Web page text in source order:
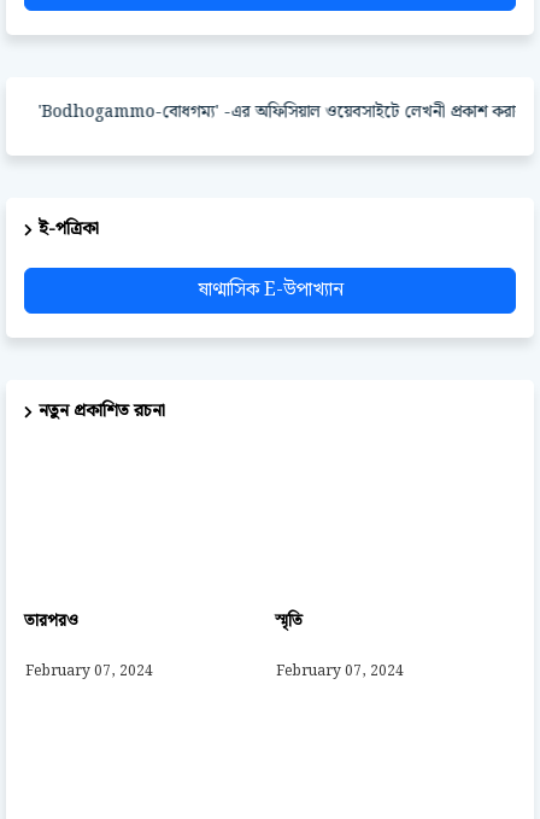
'Bodhogammo-বোধগম্য' -এর অফিসিয়াল ওয়েবসাইটে লেখনী প্রকাশ করার পদ্ধতি
ই-পত্রিকা
ষাণ্মাসিক E-উপাখ্যান
নতুন প্রকাশিত রচনা
তারপরও
February 07, 2024
স্মৃতি
February 07, 2024